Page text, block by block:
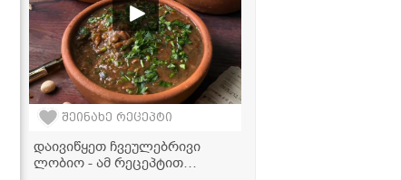
შეინახე რეცეპტი
დაივიწყეთ ჩვეულებრივი
ლობიო - ამ რეცეპტით